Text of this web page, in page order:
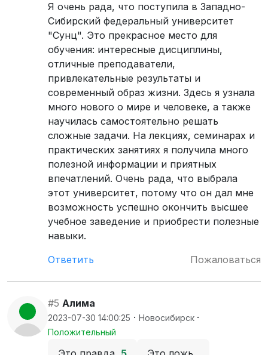
Я очень рада, что поступила в Западно-
Сибирский федеральный университет
"Сунц". Это прекрасное место для
обучения: интересные дисциплины,
отличные преподаватели,
привлекательные результаты и
современный образ жизни. Здесь я узнала
много нового о мире и человеке, а также
научилась самостоятельно решать
сложные задачи. На лекциях, семинарах и
практических занятиях я получила много
полезной информации и приятных
впечатлений. Очень рада, что выбрала
этот университет, потому что он дал мне
возможность успешно окончить высшее
учебное заведение и приобрести полезные
навыки.
Ответить
Пожаловаться
#5 Алима
2023-07-30 14:00:25 · Новосибирск ·
Положительный